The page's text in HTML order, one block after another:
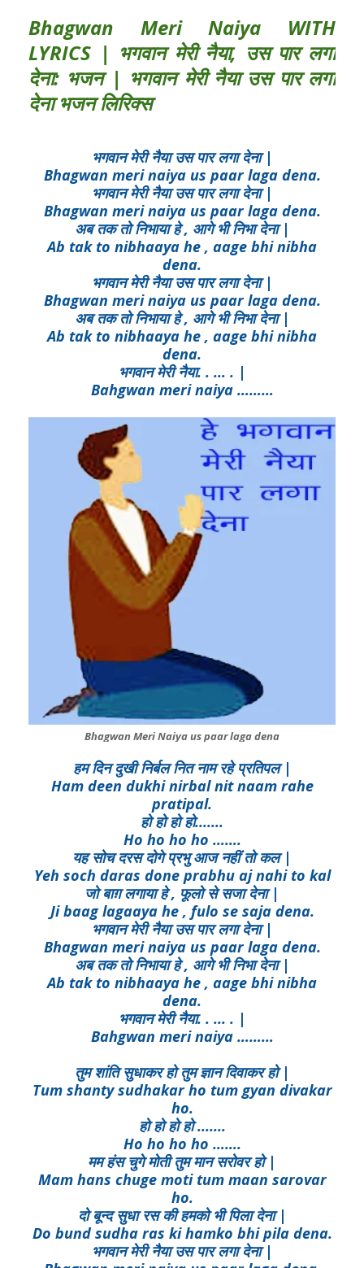
Bhagwan Meri Naiya WITH
LYRICS | भगवान मेरी नैया, उस पार लगा
देना: भजन | भगवान मेरी नैया उस पार लगा
देना भजन लिरिक्स
भगवान मेरी नैया उस पार लगा देना |
Bhagwan meri naiya us paar laga dena.
भगवान मेरी नैया उस पार लगा देना |
Bhagwan meri naiya us paar laga dena.
अब तक तो निभाया हे , आगे भी निभा देना |
Ab tak to nibhaaya he , aage bhi nibha
dena.
भगवान मेरी नैया उस पार लगा देना |
Bhagwan meri naiya us paar laga dena.
अब तक तो निभाया हे , आगे भी निभा देना |
Ab tak to nibhaaya he , aage bhi nibha
dena.
भगवान मेरी नैया. . ... . |
Bahgwan meri naiya ………
Bhagwan Meri Naiya us paar laga dena
हम दिन दुखी निर्बल नित नाम रहे प्रतिपल |
Ham deen dukhi nirbal nit naam rahe
pratipal.
हो हो हो हो.......
Ho ho ho ho …….
यह सोच दरस दोगे प्रभु आज नहीं तो कल |
Yeh soch daras done prabhu aj nahi to kal
जो बाग़ लगाया हे , फूलो से सजा देना |
Ji baag lagaaya he , fulo se saja dena.
भगवान मेरी नैया उस पार लगा देना |
Bhagwan meri naiya us paar laga dena.
अब तक तो निभाया हे , आगे भी निभा देना |
Ab tak to nibhaaya he , aage bhi nibha
dena.
भगवान मेरी नैया. . ... . |
Bahgwan meri naiya ………
तुम शांति सुधाकर हो तुम ज्ञान दिवाकर हो |
Tum shanty sudhakar ho tum gyan divakar
ho.
हो हो हो हो .......
Ho ho ho ho …….
मम हंस चुगे मोती तुम मान सरोवर हो |
Mam hans chuge moti tum maan sarovar
ho.
दो बून्द सुधा रस की हमको भी पिला देना |
Do bund sudha ras ki hamko bhi pila dena.
भगवान मेरी नैया उस पार लगा देना |